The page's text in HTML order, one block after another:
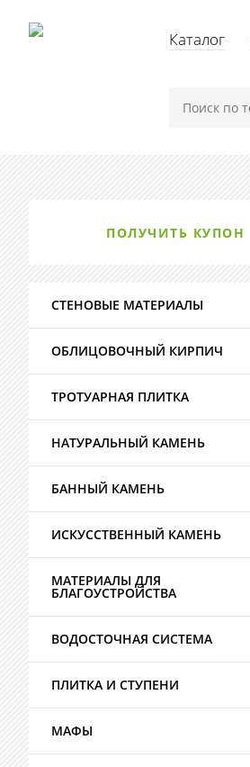
Каталог
ПОЛУЧИТЬ КУПОН
СТЕНОВЫЕ МАТЕРИАЛЫ
ОБЛИЦОВОЧНЫЙ КИРПИЧ
ТРОТУАРНАЯ ПЛИТКА
НАТУРАЛЬНЫЙ КАМЕНЬ
БАННЫЙ КАМЕНЬ
ИСКУССТВЕННЫЙ КАМЕНЬ
МАТЕРИАЛЫ ДЛЯ
БЛАГОУСТРОЙСТВА
ВОДОСТОЧНАЯ СИСТЕМА
ПЛИТКА И СТУПЕНИ
МАФЫ